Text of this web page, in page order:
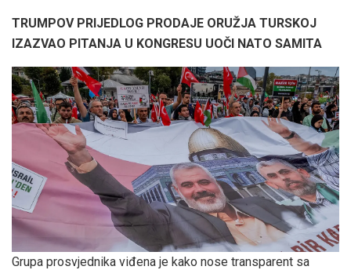
TRUMPOV PRIJEDLOG PRODAJE ORUŽJA TURSKOJ
IZAZVAO PITANJA U KONGRESU UOČI NATO SAMITA
Grupa prosvjednika viđena je kako nose transparent sa